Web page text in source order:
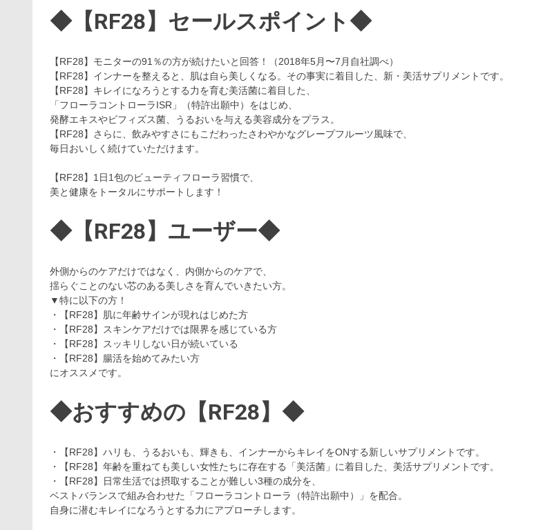
◆【RF28】セールスポイント◆
【RF28】モニターの91％の方が続けたいと回答！（2018年5月〜7月自社調べ）
【RF28】インナーを整えると、肌は自ら美しくなる。その事実に着目した、新・美活サプリメントです。
【RF28】キレイになろうとする力を育む美活菌に着目した、
「フローラコントローラISR」（特許出願中）をはじめ、
発酵エキスやビフィズス菌、うるおいを与える美容成分をプラス。
【RF28】さらに、飲みやすさにもこだわったさわやかなグレープフルーツ風味で、
毎日おいしく続けていただけます。
【RF28】1日1包のビューティフローラ習慣で、
美と健康をトータルにサポートします！
◆【RF28】ユーザー◆
外側からのケアだけではなく、内側からのケアで、
揺らぐことのない芯のある美しさを育んでいきたい方。
▼特に以下の方！
・【RF28】肌に年齢サインが現れはじめた方
・【RF28】スキンケアだけでは限界を感じている方
・【RF28】スッキリしない日が続いている
・【RF28】腸活を始めてみたい方
にオススメです。
◆おすすめの【RF28】◆
・【RF28】ハリも、うるおいも、輝きも、インナーからキレイをONする新しいサプリメントです。
・【RF28】年齢を重ねても美しい女性たちに存在する「美活菌」に着目した、美活サプリメントです。
・【RF28】日常生活では摂取することが難しい3種の成分を、
ベストバランスで組み合わせた「フローラコントローラ（特許出願中）」を配合。
自身に潜むキレイになろうとする力にアプローチします。